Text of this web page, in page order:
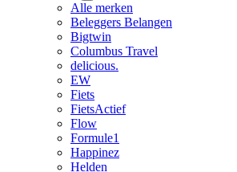
Alle merken
Beleggers Belangen
Bigtwin
Columbus Travel
delicious.
EW
Fiets
FietsActief
Flow
Formule1
Happinez
Helden